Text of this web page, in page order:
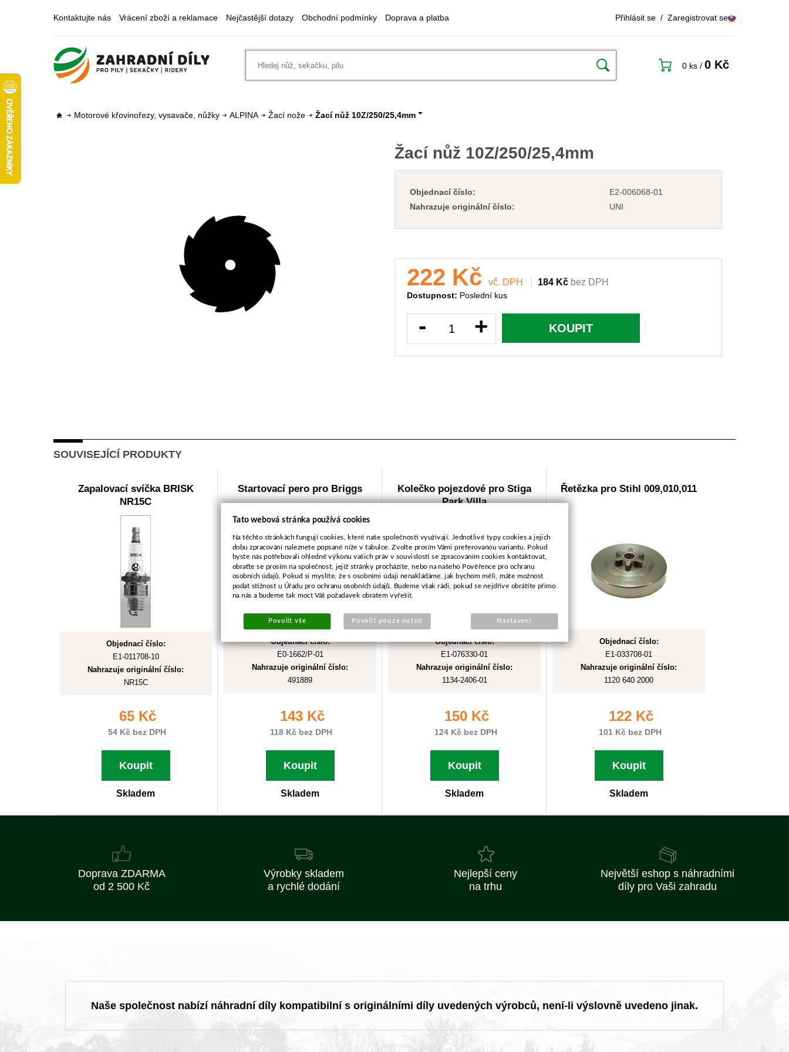
Kontaktujte nás Vrácení zboží a reklamace Nejčastější dotazy Obchodní podmínky Doprava a platba Přihlásit se / Zaregistrovat se
0 ks / 0 Kč
Motorové křovinořezy, vysavače, nůžky ALPINA Žací nože Žací nůž 10Z/250/25,4mm
Žací nůž 10Z/250/25,4mm
Objednací číslo:
E2-006068-01
Nahrazuje originální číslo:
UNI
222 Kč vč. DPH 184 Kč bez DPH
Dostupnost: Poslední kus
- + KOUPIT
SOUVISEJÍCÍ PRODUKTY
Zapalovací svíčka BRISK
NR15C
Objednací číslo:
E1-011708-10
Nahrazuje originální číslo:
NR15C
65 Kč
54 Kč bez DPH
Koupit
Skladem
Startovací pero pro Briggs
Objednací číslo:
E0-1662/P-01
Nahrazuje originální číslo:
491889
143 Kč
118 Kč bez DPH
Koupit
Skladem
Kolečko pojezdové pro Stiga
Park,Villa
Objednací číslo:
E1-076330-01
Nahrazuje originální číslo:
1134-2406-01
150 Kč
124 Kč bez DPH
Koupit
Skladem
Řetězka pro Stihl 009,010,011
Objednací číslo:
E1-033708-01
Nahrazuje originální číslo:
1120 640 2000
122 Kč
101 Kč bez DPH
Koupit
Skladem
Doprava ZDARMA
od 2 500 Kč
Výrobky skladem
a rychlé dodání
Nejlepší ceny
na trhu
Největší eshop s náhradními
díly pro Vaši zahradu
Naše společnost nabízí náhradní díly kompatibilní s originálními díly uvedených výrobců, není-li výslovně uvedeno jinak.
Tato webová stránka používá cookies
Na těchto stránkách fungují cookies, které naše společnosti využívají. Jednotlivé typy cookies a jejich
dobu zpracování naleznete popsané níže v tabulce. Zvolte prosím Vámi preferovanou variantu. Pokud
byste nás potřebovali ohledně výkonu vašich práv v souvislosti se zpracováním cookies kontaktovat,
obraťte se prosím na společnost, jejíž stránky procházíte, nebo na našeho Pověřence pro ochranu
osobních údajů. Pokud si myslíte, že s osobními údaji nenakládáme, jak bychom měli, máte možnost
podat stížnost u Úřadu pro ochranu osobních údajů. Budeme však rádi, pokud se nejdříve obrátíte přímo
na nás a budeme tak moct Váš požadavek obratem vyřešit.
Povolit vše Povolit pouze nutné Nastavení